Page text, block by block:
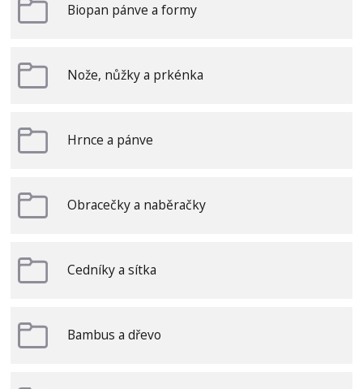
Biopan pánve a formy
Nože, nůžky a prkénka
Hrnce a pánve
Obracečky a naběračky
Cedníky a sítka
Bambus a dřevo